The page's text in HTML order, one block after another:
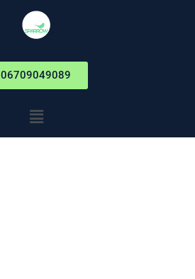
06709049089